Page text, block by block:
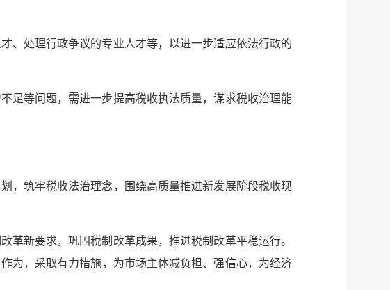
、处理行政争议的专业人才等，以进一步适应依法行政的
足等问题，需进一步提高税收执法质量，谋求税收治理能
，筑牢税收法治理念，围绕高质量推进新发展阶段税收现
革新要求，巩固税制改革成果，推进税制改革平稳运行。
为，采取有力措施，为市场主体减负担、强信心，为经济